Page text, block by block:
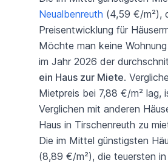
Neualbenreuth (4,59 €/m²),
Preisentwicklung für
Möchte man keine
im Jahr 2026 der
ein Haus zur Miete.
Mietpreis bei 7,88 €/m² lag,
Verglichen mit anderen
Haus in Tirschenreuth zu
Die im Mittel günstigsten
(8,89 €/m²), die teuersten in